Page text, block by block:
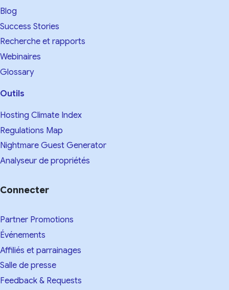
Blog
Success Stories
Recherche et rapports
Webinaires
Glossary
Outils
Hosting Climate Index
Regulations Map
Nightmare Guest Generator
Analyseur de propriétés
Connecter
Partner Promotions
Événements
Affiliés et parrainages
Salle de presse
Feedback & Requests